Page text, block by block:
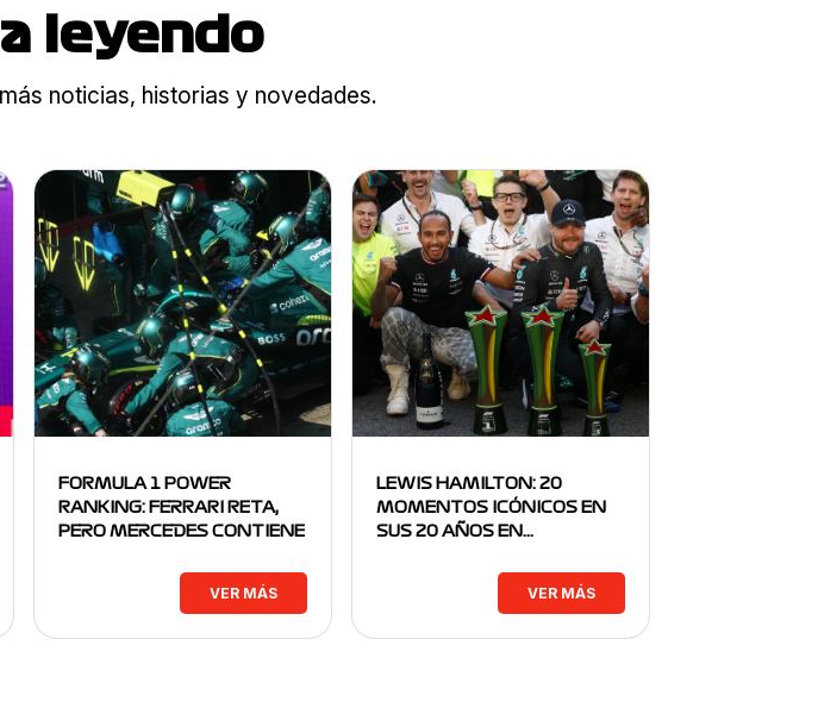
leyendo
noticias, historias y novedades.
FORMULA 1 POWER
RANKING: FERRARI RETA,
PERO MERCEDES CONTIENE
VER MÁS
LEWIS HAMILTON: 20
MOMENTOS ICÓNICOS EN
SUS 20 AÑOS EN…
VER MÁS